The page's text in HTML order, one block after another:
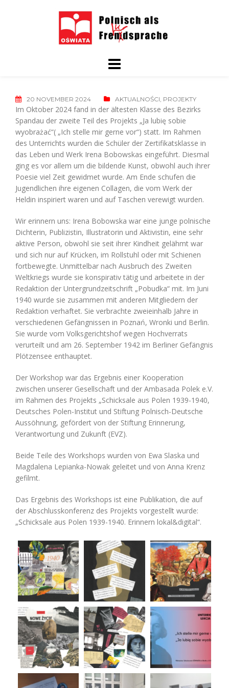
20 NOVEMBER 2024 AKTUALNOŚCI, PROJEKTY
Im Oktober 2024 fand in der ältesten Klasse des Bezirks
Spandau der zweite Teil des Projekts „Ja lubię sobie
wyobrażać“( „Ich stelle mir gerne vor“) statt. Im Rahmen
des Unterrichts wurden die Schüler der Zertifikatsklasse in
das Leben und Werk Irena Bobowskas eingeführt. Diesmal
ging es vor allem um die bildende Kunst, obwohl auch ihrer
Poesie viel Zeit gewidmet wurde. Am Ende schufen die
Jugendlichen ihre eigenen Collagen, die vom Werk der
Heldin inspiriert waren und auf Taschen verewigt wurden.
Wir erinnern uns: Irena Bobowska war eine junge polnische
Dichterin, Publizistin, Illustratorin und Aktivistin, eine sehr
aktive Person, obwohl sie seit ihrer Kindheit gelähmt war
und sich nur auf Krücken, im Rollstuhl oder mit Schienen
fortbewegte. Unmittelbar nach Ausbruch des Zweiten
Weltkriegs wurde sie konspirativ tätig und arbeitete in der
Redaktion der Untergrundzeitschrift „Pobudka“ mit. Im Juni
1940 wurde sie zusammen mit anderen Mitgliedern der
Redaktion verhaftet. Sie verbrachte zweieinhalb Jahre in
verschiedenen Gefängnissen in Poznań, Wronki und Berlin.
Sie wurde vom Volksgerichtshof wegen Hochverrats
verurteilt und am 26. September 1942 im Berliner Gefängnis
Plötzensee enthauptet.
Der Workshop war das Ergebnis einer Kooperation
zwischen unserer Gesellschaft und der Ambasada Polek e.V.
im Rahmen des Projekts „Schicksale aus Polen 1939-1940,
Deutsches Polen-Institut und Stiftung Polnisch-Deutsche
Aussöhnung, gefördert von der Stiftung Erinnerung,
Verantwortung und Zukunft (EVZ).
Beide Teile des Workshops wurden von Ewa Slaska und
Magdalena Lepianka-Nowak geleitet und von Anna Krenz
gefilmt.
Das Ergebnis des Workshops ist eine Publikation, die auf
der Abschlusskonferenz des Projekts vorgestellt wurde:
„Schicksale aus Polen 1939-1940. Erinnern lokal&digital“.